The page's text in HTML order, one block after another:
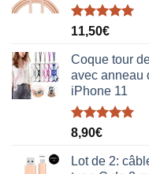
Note5.00
11,50€
Coque tour
avec anneau
iPhone 11
Note5.00
8,90€
Lot de 2: